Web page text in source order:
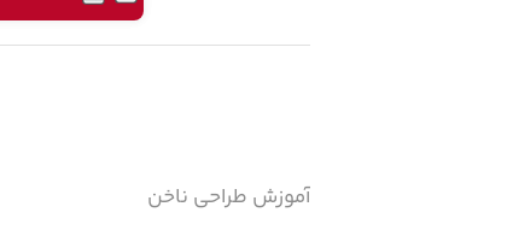
آموزش طراحی ناخن